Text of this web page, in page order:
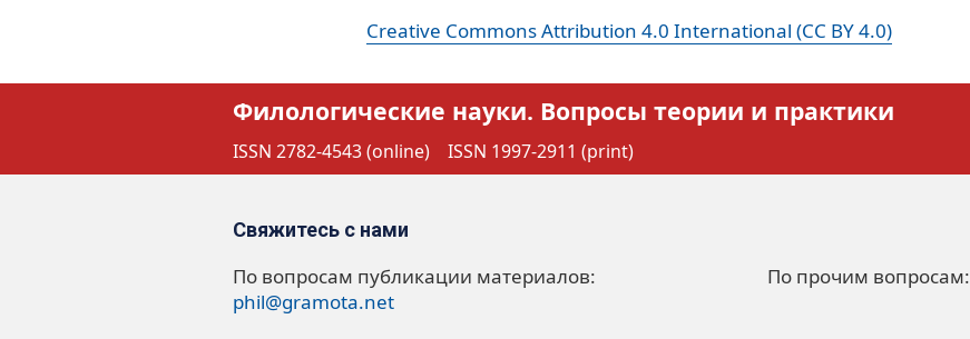
Creative Commons Attribution 4.0 International (CC BY 4.0)
Филологические науки. Вопросы теории и практики
ISSN 2782-4543 (online) ISSN 1997-2911 (print)
Свяжитесь с нами
По вопросам публикации материалов:
phil@gramota.net
По прочим вопросам: